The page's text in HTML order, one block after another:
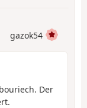
gazok54
Der